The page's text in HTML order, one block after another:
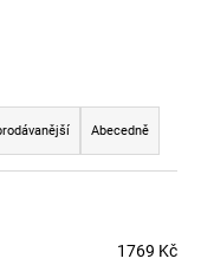
Abecedně
1769 Kč